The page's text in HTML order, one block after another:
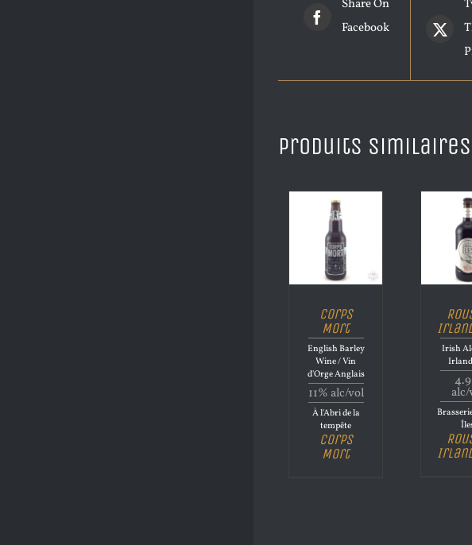
Share On
Facebook
Produits similaires
Corps
Mort
English Barley
Wine / Vin
d'Orge Anglais
11% alc/vol
À l'Abri de la
tempête
Corps
Mort
Irish